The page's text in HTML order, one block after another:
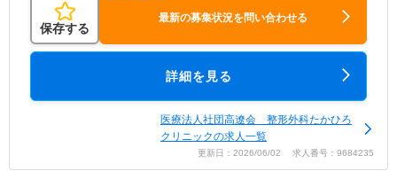
保存する
最新の募集状況を問い合わせる
詳細を見る
医療法人社団高遼会 整形外科たかひろ
クリニックの求人一覧
更新日：2026/06/02 求人番号：9684235